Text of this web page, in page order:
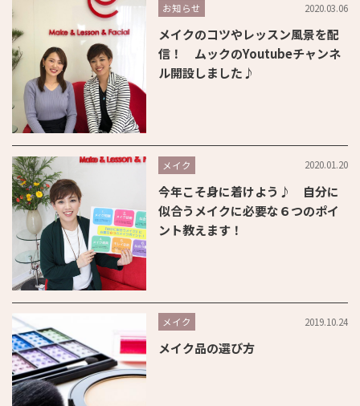
お知らせ 2020.03.06
メイクのコツやレッスン風景を配
信！ ムックのYoutubeチャンネ
ル開設しました♪
メイク 2020.01.20
今年こそ身に着けよう♪ 自分に
似合うメイクに必要な６つのポイ
ント教えます！
メイク 2019.10.24
メイク品の選び方